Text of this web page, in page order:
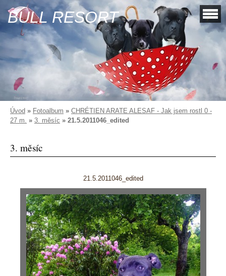
BULL RESORT
Úvod » Fotoalbum » CHRÉTIEN ARATE ALESAF - Jak jsem rostl 0 -
27 m. » 3. měsíc » 21.5.2011046_edited
3. měsíc
21.5.2011046_edited